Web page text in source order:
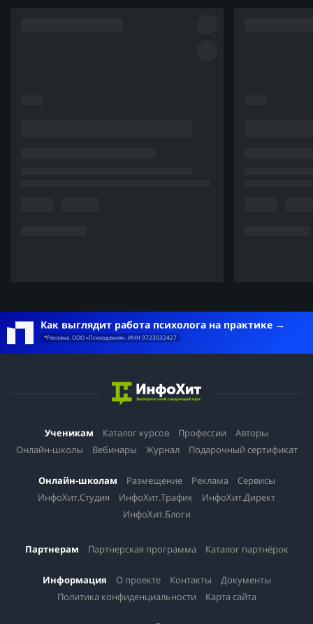
Как выглядит работа психолога на практике
*Реклама. ООО «Психодемия». ИНН 9723032427
Ученикам Каталог курсов Профессии
Авторы
Онлайн-школы
Вебинары Журнал Подарочный сертификат
Онлайн-школам Размещение Реклама
Сервисы
ИнфоХит.Студия
ИнфоХит.Трафик
ИнфоХит.Директ
ИнфоХит.Блоги
Партнерам Партнерская программа Каталог партнёрок
Информация О проекте Контакты
Документы
Политика конфиденциальности
Карта сайта